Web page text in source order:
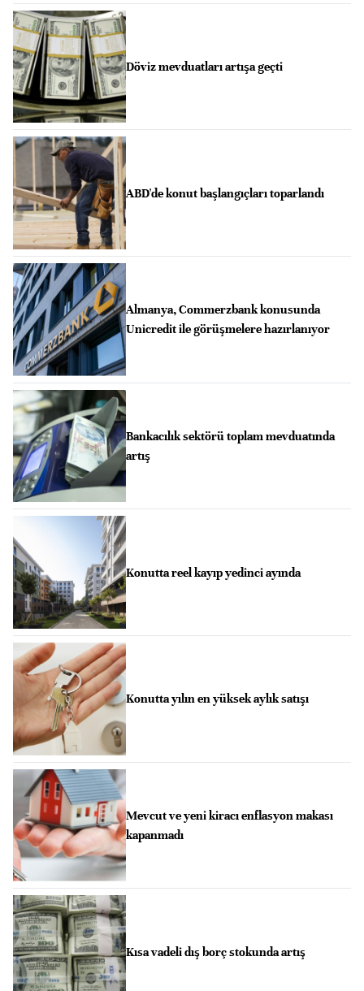
Döviz mevduatları artışa geçti
ABD'de konut başlangıçları toparlandı
Almanya, Commerzbank konusunda
Unicredit ile görüşmelere hazırlanıyor
Bankacılık sektörü toplam mevduatında
artış
Konutta reel kayıp yedinci ayında
Konutta yılın en yüksek aylık satışı
Mevcut ve yeni kiracı enflasyon makası
kapanmadı
Kısa vadeli dış borç stokunda artış